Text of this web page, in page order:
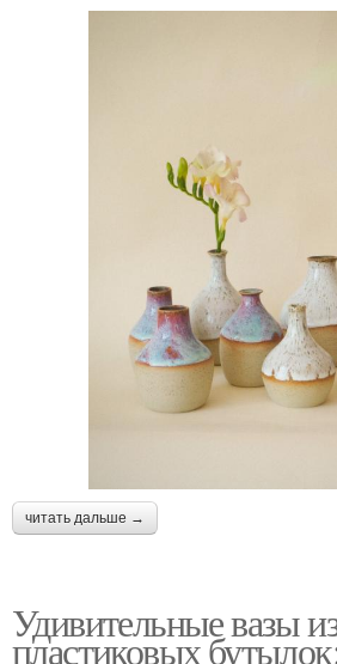
читать дальше →
Удивительные вазы
пластиковых